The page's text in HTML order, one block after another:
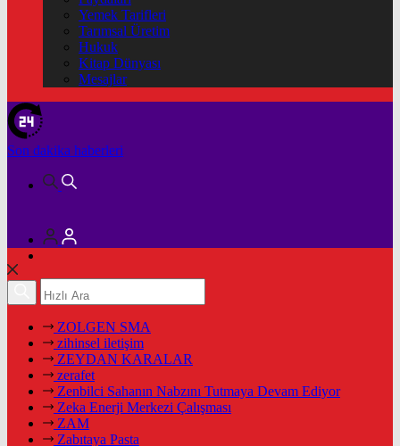
Yemek Tarifleri
Tarımsal Üretim
Hukuk
Kitap Dünyası
Mesajlar
Son dakika haberleri
ZOLGEN SMA
zihinsel iletişim
ZEYDAN KARALAR
zerafet
Zenbilci Sahanın Nabzını Tutmaya Devam Ediyor
Zeka Enerji Merkezi Çalışması
ZAM
Zabıtaya Pasta